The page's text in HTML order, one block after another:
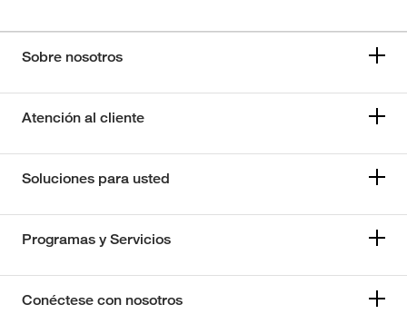
Sobre nosotros
Atención al cliente
Soluciones para usted
Programas y Servicios
Conéctese con nosotros